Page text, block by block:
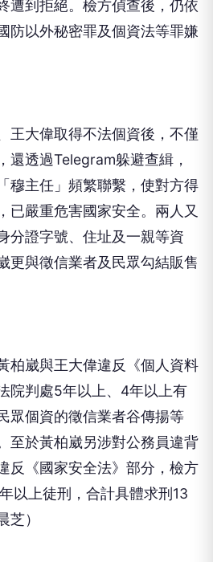
遭到拒絕。檢方偵查後，仍依
防以外秘密罪及個資法等罪嫌
王大偉取得不法個資後，不僅
還透過Telegram躲避查緝，
穆主任」頻繁聯繫，使對方得
已嚴重危害國家安全。兩人又
分證字號、住址及一親等資
更與徵信業者及民眾勾結販售
柏崴與王大偉違反《個人資料
院判處5年以上、4年以上有
眾個資的徵信業者谷傳揚等
至於黃柏崴另涉對公務員違背
反《國家安全法》部分，檢方
以上徒刑，合計具體求刑13
芝）